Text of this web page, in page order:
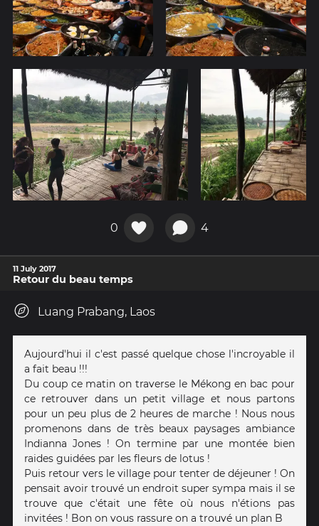
0 4
11 July 2017
Retour du beau temps
Luang Prabang, Laos
Aujourd'hui il c'est passé quelque chose l'incroyable il
a fait beau !!!
Du coup ce matin on traverse le Mékong en bac pour
ce retrouver dans un petit village et nous partons
pour un peu plus de 2 heures de marche ! Nous nous
promenons dans de très beaux paysages ambiance
Indianna Jones ! On termine par une montée bien
raides guidées par les fleurs de lotus !
Puis retour vers le village pour tenter de déjeuner ! On
pensait avoir trouvé un endroit super sympa mais il se
trouve que c'était une fête où nous n'étions pas
invitées ! Bon on vous rassure on a trouvé un plan B